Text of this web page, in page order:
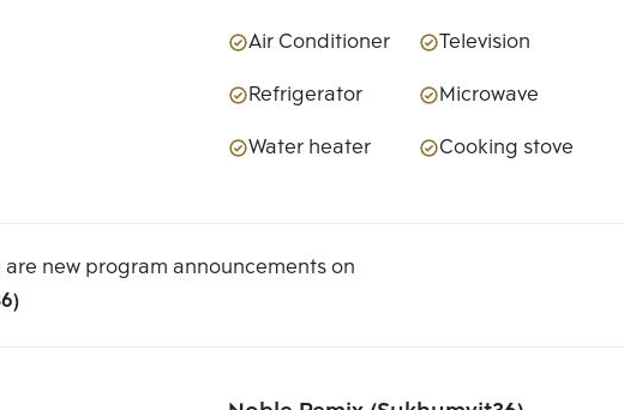
Air Conditioner
Television
Refrigerator
Microwave
Water heater
Cooking stove
new program announcements on